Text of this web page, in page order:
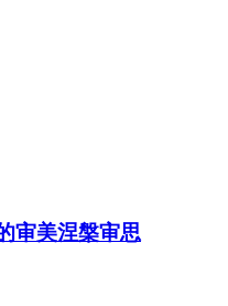
审美涅槃审思